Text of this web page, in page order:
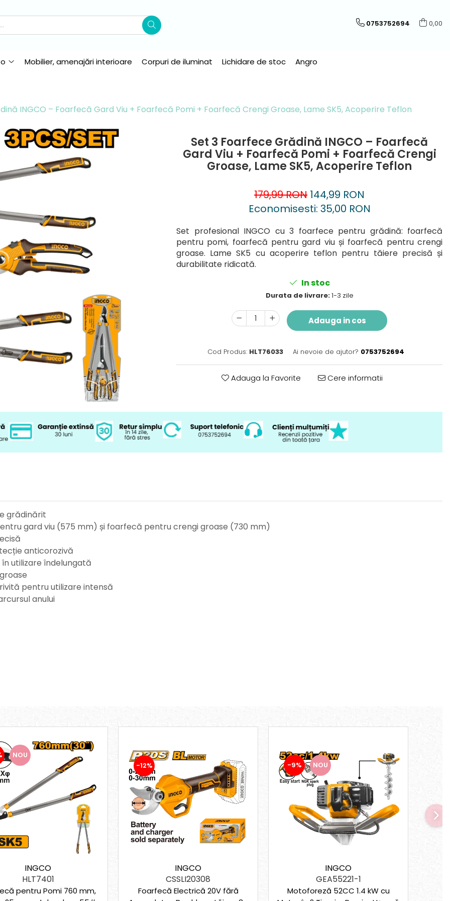
0753752694 0,00
Mobilier, amenajări interioare Corpuri de iluminat Lichidare de stoc Angro
INGCO – Foarfecă Gard Viu + Foarfecă Pomi + Foarfecă Crengi Groase, Lame SK5, Acoperire Teflon
Set 3 Foarfece Grădină INGCO – Foarfecă
Gard Viu + Foarfecă Pomi + Foarfecă Crengi
Groase, Lame SK5, Acoperire Teflon
179,99 RON 144,99 RON
Economisesti: 35,00 RON
Set profesional INGCO cu 3 foarfece pentru grădină: foarfecă
pentru pomi, foarfecă pentru gard viu și foarfecă pentru crengi
groase. Lame SK5 cu acoperire teflon pentru tăiere precisă și
durabilitate ridicată.
In stoc
Durata de livrare:1-3 zile
Adauga in cos
Cod Produs: HLT76033 Ai nevoie de ajutor? 0753752694
Adauga la Favorite Cere informatii
grădinărit
gard viu (575 mm) și foarfecă pentru crengi groase (730 mm)
anticorozivă
utilizare îndelungată
pentru utilizare intensă
anului
NOU
INGCO
HLT7401
pentru Pomi 760 mm,
-12%
INGCO
CSSLI20308
Foarfecă Electrică 20V fără
-9% NOU
INGCO
GEA55221-1
Motoforeză 52CC 1.4 kW cu
-